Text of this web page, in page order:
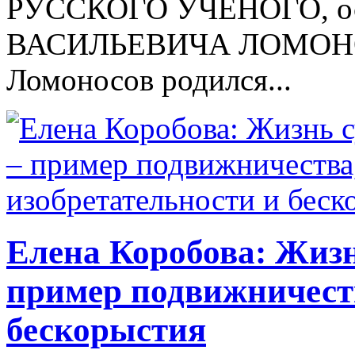
РУССКОГО УЧЁНОГО,
ВАСИЛЬЕВИЧА
Ломоносов родился...
Елена Коробова:
пример
бескорыстия